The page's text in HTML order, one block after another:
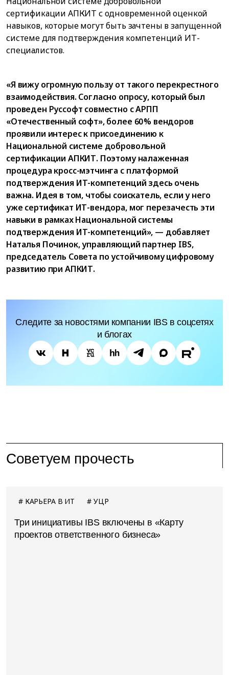
сертификации АПКИТ с одновременной оценкой
навыков, которые могут быть зачтены в запущенной
системе для подтверждения компетенций ИТ-
специалистов.
«Я вижу огромную пользу от такого перекрестного
взаимодействия. Согласно опросу, который был
проведен Руссофт совместно с АРПП
«Отечественный софт», более 60% вендоров
проявили интерес к присоединению к
Национальной системе добровольной
сертификации АПКИТ. Поэтому налаженная
процедура кросс-мэтчинга с платформой
подтверждения ИТ-компетенций здесь очень
важна. Идея в том, чтобы соискатель, если у него
уже сертификат ИТ-вендора, мог перезачесть эти
навыки в рамках Национальной системы
подтверждения ИТ-компетенций», — добавляет
Наталья Починок, управляющий партнер IBS,
председатель Совета по устойчивому цифровому
развитию при АПКИТ.
Следите за новостями компании IBS в соцсетях
и блогах
Советуем прочесть
КАРЬЕРА В ИТ УЦР
Три инициативы IBS включены в «Карту
проектов ответственного бизнеса»